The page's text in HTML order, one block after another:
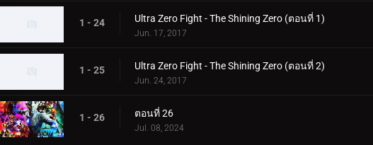
1 - 24 Ultra Zero Fight - The Shining Zero (ตอนที่ 1)
Jun. 17, 2017
1 - 25 Ultra Zero Fight - The Shining Zero (ตอนที่ 2)
Jun. 24, 2017
1 - 26 ตอนที่ 26
Jul. 08, 2024